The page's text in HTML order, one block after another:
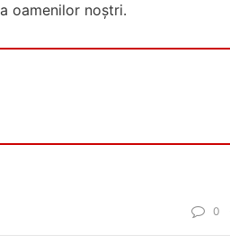
oamenilor noștri.
0